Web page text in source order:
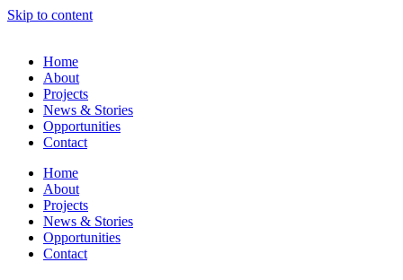
Skip to content
Home
About
Projects
News & Stories
Opportunities
Contact
Home
About
Projects
News & Stories
Opportunities
Contact